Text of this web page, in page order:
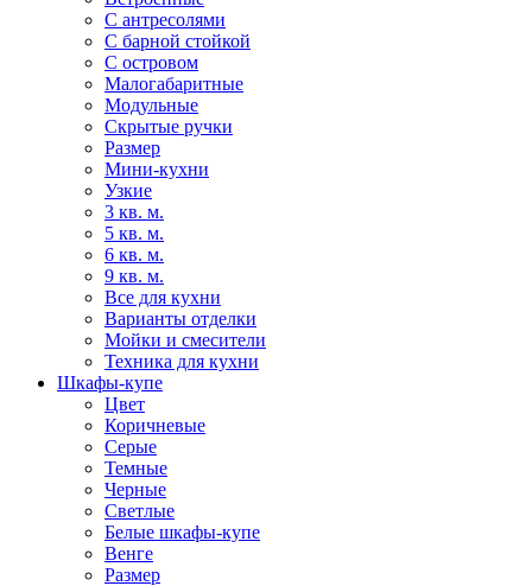
С антресолями
С барной стойкой
С островом
Малогабаритные
Модульные
Скрытые ручки
Размер
Мини-кухни
Узкие
3 кв. м.
5 кв. м.
6 кв. м.
9 кв. м.
Все для кухни
Варианты отделки
Мойки и смесители
Техника для кухни
Шкафы-купе
Цвет
Коричневые
Серые
Темные
Черные
Светлые
Белые шкафы-купе
Венге
Размер